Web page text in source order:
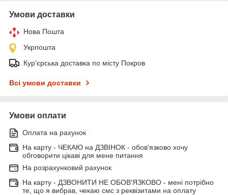
Умови доставки
Нова Пошта
Укрпошта
Кур'єрська доставка по місту Покров
Всі умови доставки
Умови оплати
Оплата на рахунок
На карту - ЧЕКАЮ на ДЗВІНОК - обов'язково хочу
обговорити цікаві для мене питання
На розрахунковий рахунок
На карту - ДЗВОНИТИ НЕ ОБОВ'ЯЗКОВО - мені потрібно
те, що я вибрав, чекаю смс з реквізитами на оплату